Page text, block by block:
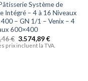
Système de
Intégré – 4 à 16 Niveaux
– GN 1/1 – Venix – 4
600×400
€ 3.574,89€
prix incluent la TVA.